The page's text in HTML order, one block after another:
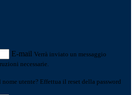
E-mail Verrà inviato un messaggio
necessarie.
utente? Effettua il reset della password